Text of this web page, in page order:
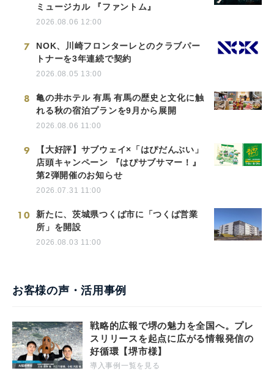
ミュージカル 『ファントム』
2026.08.06 12:00
7
NOK、川崎フロンターレとのクラブパー
トナーを3年連続で契約
2026.08.05 13:00
8
亀の井ホテル 有馬 有馬の歴史と文化に触
れる秋の宿泊プランを9月から展開
2026.08.06 11:00
9
【大好評】サブウェイ×「はぴだんぶい」
店頭キャンペーン 『はぴサブサマー！』
第2弾開催のお知らせ
2026.07.31 11:00
10
新たに、茨城県つくば市に「つくば営業
所」を開設
2026.08.03 11:00
お客様の声・活用事例
戦略的広報で堺の魅力を全国へ。プレ
スリリースを起点に広がる情報発信の
好循環【堺市様】
導入事例一覧を見る